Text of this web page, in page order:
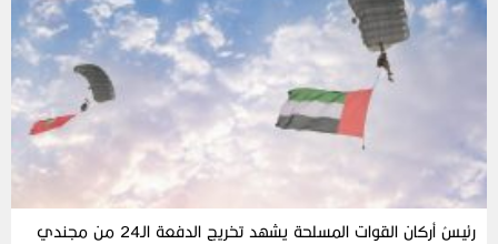
رئيسُ أركان القوات المسلحة يشهد تخريج الدفعة الـ24 من مجندي